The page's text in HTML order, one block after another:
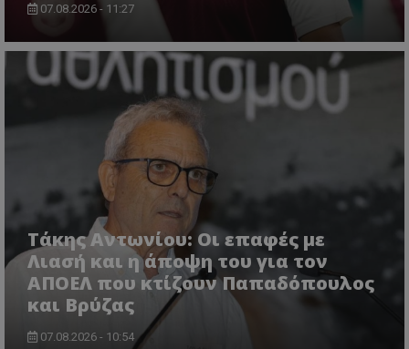
07.08.2026 - 11:27
Τάκης Αντωνίου: Οι επαφές με
Λιασή και η άποψη του για τον
ΑΠΟΕΛ που κτίζουν Παπαδόπουλος
και Βρύζας
07.08.2026 - 10:54